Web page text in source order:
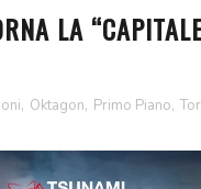
LA
, Oktagon, Primo Piano,